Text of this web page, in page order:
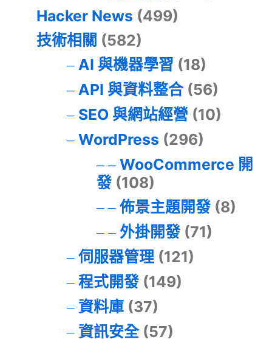
Hacker News (499)
技術相關 (582)
AI 與機器學習 (18)
API 與資料整合(56)
SEO 與網站經營 (10)
WordPress (296)
WooCommerce 開
發(108)
佈景主題開發(8)
外掛開發(71)
伺服器管理(121)
程式開發(149)
資料庫(37)
資訊安全(57)